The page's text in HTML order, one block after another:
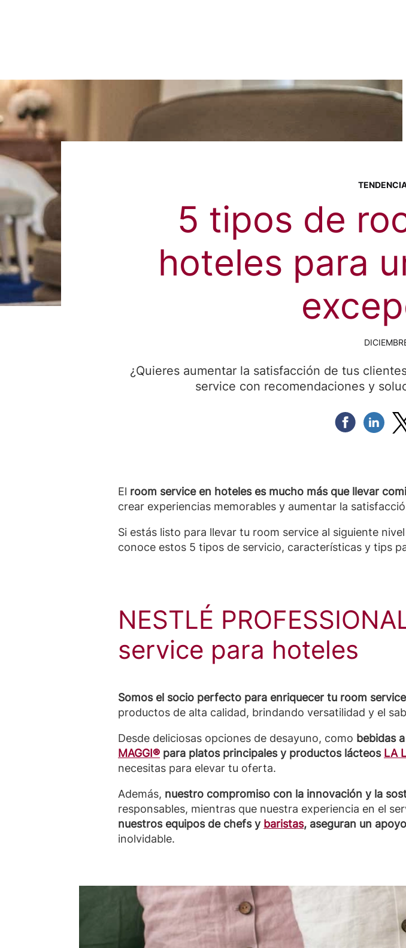
5 tipos de
hoteles para
¿Quieres aumentar la satisfacción de tus
service con recomendaciones y
Compartir
El room service en hoteles es mucho más que llevar
crear experiencias memorables y aumentar la
Si estás listo para llevar tu room service al siguiente
conoce estos 5 tipos de servicio, características y tips
NESTLÉ
service para hoteles
Somos el socio perfecto para enriquecer tu room service
productos de alta calidad, brindando versatilidad y el
Desde deliciosas opciones de desayuno, como bebidas
MAGGI® para platos principales y productos lácteos LA
necesitas para elevar tu oferta.
Además, nuestro compromiso con la innovación y la
responsables, mientras que nuestra experiencia en el
nuestros equipos de chefs y baristas, aseguran un
inolvidable.